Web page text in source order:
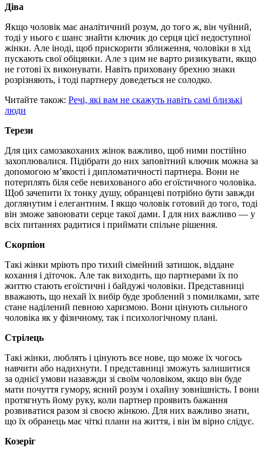
Діва
Якщо чоловік має аналітичний розум, до того ж, він чуйний,
тоді у нього є шанс знайти ключик до серця цієї недоступної
жінки. Але іноді, щоб прискорити зближення, чоловіки в хід
пускають свої обіцянки. Але з цим не варто ризикувати, якщо
не готові їх виконувати. Навіть приховану брехню знаки
розрізняють, і тоді партнеру доведеться не солодко.
Читайте також: Речі, які вам не скажуть навіть самі близькі
люди
Терези
Для цих самозакоханих жінок важливо, щоб ними постійно
захоплювалися. Підібрати до них заповітний ключик можна за
допомогою м’якості і дипломатичності партнера. Вони не
потерплять біля себе невихованого або егоїстичного чоловіка.
Щоб зачепити їх тонку душу, обранцеві потрібно бути завжди
доглянутим і елегантним. І якщо чоловік готовий до того, тоді
він зможе завоювати серце такої дами. І для них важливо — у
всіх питаннях радитися і приймати спільне рішення.
Скорпіон
Такі жінки мріють про тихий сімейний затишок, віддане
кохання і діточок. Але так виходить, що партнерами їх по
життю стають егоїстичні і байдужі чоловіки. Представниці
вважають, що нехай їх вибір буде зроблений з помилками, зате
стане наділений певною харизмою. Вони цінують сильного
чоловіка як у фізичному, так і психологічному плані.
Стрілець
Такі жінки, люблять і цінують все нове, що може їх чогось
навчити або надихнути. І представниці зможуть залишитися
за однієї умови назавжди зі своїм чоловіком, якщо він буде
мати почуття гумору, ясний розум і охайну зовнішність. І вони
протягнуть йому руку, коли партнер проявить бажання
розвиватися разом зі своєю жінкою. Для них важливо знати,
що їх обранець має чіткі плани на життя, і він їм вірно слідує.
Козеріг